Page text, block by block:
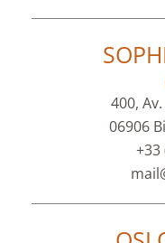
400,
06906
+33